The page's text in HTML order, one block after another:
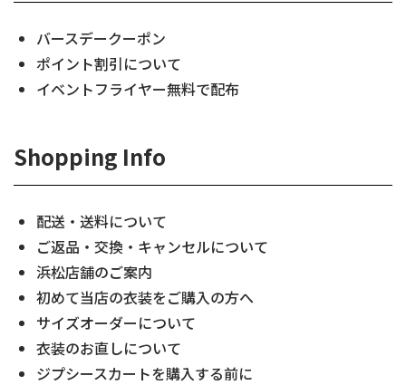
バースデークーポン
ポイント割引について
イベントフライヤー無料で配布
Shopping Info
配送・送料について
ご返品・交換・キャンセルについて
浜松店舗のご案内
初めて当店の衣装をご購入の方へ
サイズオーダーについて
衣装のお直しについて
ジプシースカートを購入する前に